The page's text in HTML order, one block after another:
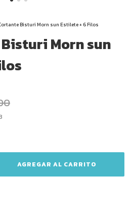
Bisturi Morn sun Estilete + 6 Filos
Morn sun